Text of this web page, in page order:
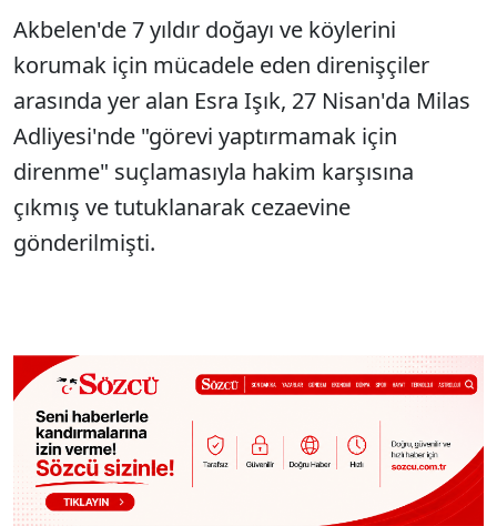
Akbelen'de 7 yıldır doğayı ve köylerini
korumak için mücadele eden direnişçiler
arasında yer alan Esra Işık, 27 Nisan'da Milas
Adliyesi'nde "görevi yaptırmamak için
direnme" suçlamasıyla hakim karşısına
çıkmış ve tutuklanarak cezaevine
gönderilmişti.